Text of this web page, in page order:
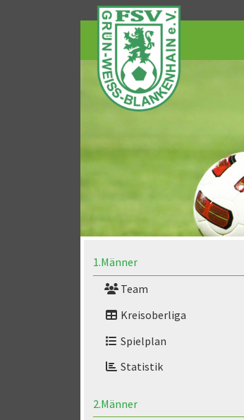
1.Männer
Team
Kreisoberliga
Spielplan
Statistik
2.Männer